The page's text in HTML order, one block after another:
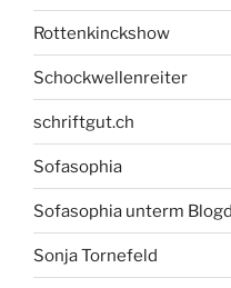
Rottenkinckshow
Schockwellenreiter
schriftgut.ch
Sofasophia
Sofasophia unterm
Sonja Tornefeld